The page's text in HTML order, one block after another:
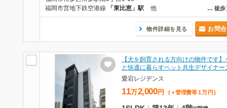
… 徒歩
福岡市営地下鉄空港線 「東比恵」駅 他
物件詳細を見る お問
【犬を飼育される方向けの物件です】
と快適に暮らすペット共生デザイナ
愛宕レジデンス
11万2,000 円 (＋管理費等 1万 円 )